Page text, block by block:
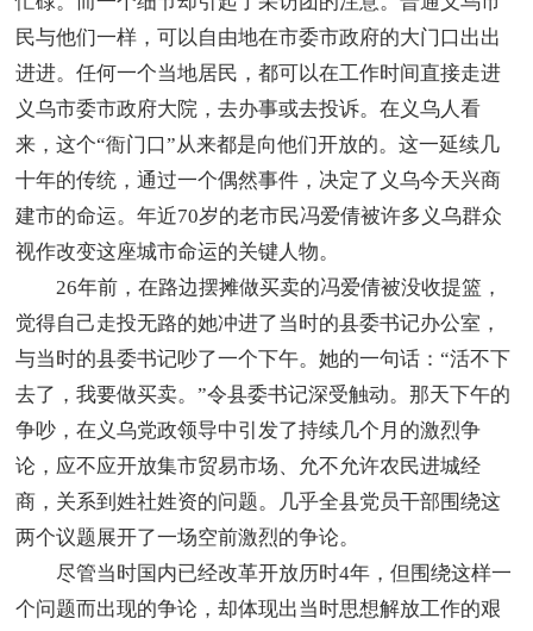
民与他们一样，可以自由地在市委市政府的大门口出出
进进。任何一个当地居民，都可以在工作时间直接走进
义乌市委市政府大院，去办事或去投诉。在义乌人看
来，这个“衙门口”从来都是向他们开放的。这一延续几
十年的传统，通过一个偶然事件，决定了义乌今天兴商
建市的命运。年近70岁的老市民冯爱倩被许多义乌群众
视作改变这座城市命运的关键人物。
26年前，在路边摆摊做买卖的冯爱倩被没收提篮，
觉得自己走投无路的她冲进了当时的县委书记办公室，
与当时的县委书记吵了一个下午。她的一句话：“活不下
去了，我要做买卖。”令县委书记深受触动。那天下午的
争吵，在义乌党政领导中引发了持续几个月的激烈争
论，应不应开放集市贸易市场、允不允许农民进城经
商，关系到姓社姓资的问题。几乎全县党员干部围绕这
两个议题展开了一场空前激烈的争论。
尽管当时国内已经改革开放历时4年，但围绕这样一
个问题而出现的争论，却体现出当时思想解放工作的艰